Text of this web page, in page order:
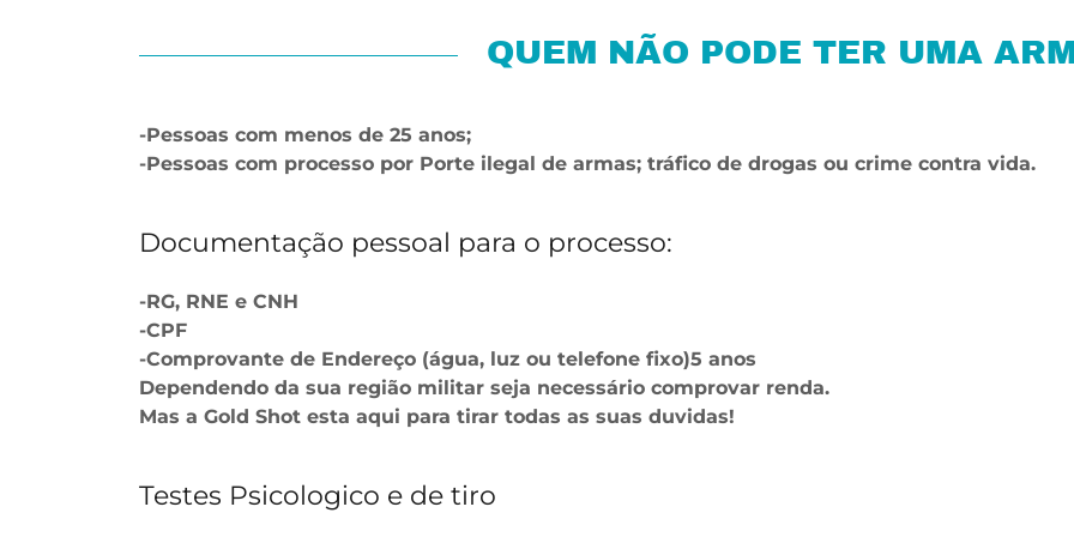
QUEM NÃO PODE TER UMA
-Pessoas com menos de 25 anos;
-Pessoas com processo por Porte ilegal de armas; tráfico de drogas ou crime contra vida.
Documentação pessoal para o processo:
-RG, RNE e CNH
-CPF
-Comprovante de Endereço (água, luz ou telefone fixo)5 anos
Dependendo da sua região militar seja necessário comprovar renda.
Mas a Gold Shot esta aqui para tirar todas as suas duvidas!
Testes Psicologico e de tiro